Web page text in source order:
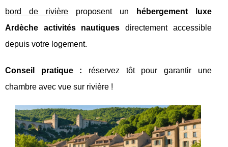
bord de rivièreproposent un
hébergement luxe
Ardèche activités nautiques directement accessible
depuis votre logement.
Conseil pratique : réservez tôt pour garantir une
chambre avec vue sur rivière !